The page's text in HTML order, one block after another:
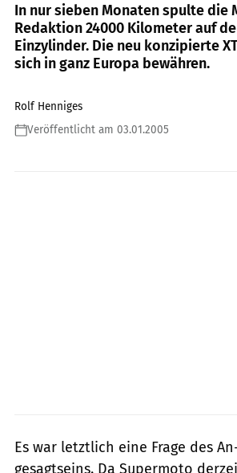
In nur sieben Monaten spulte die
Redaktion 24000 Kilometer auf
Einzylinder. Die neu konzipierte
sich in ganz Europa bewähren.
Rolf Henniges
Veröffentlicht am 03.01.2005
Es war letztlich eine Frage des
gesagtseins. Da Supermoto